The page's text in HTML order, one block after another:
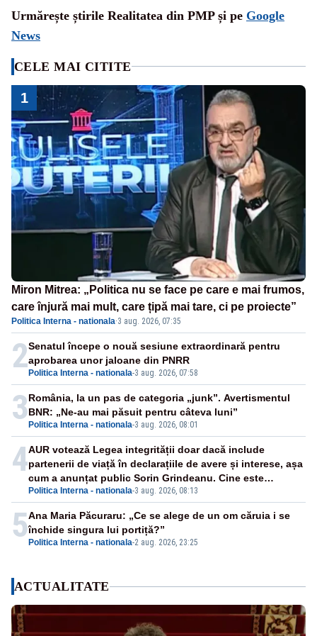
Urmărește știrile Realitatea din PMP și pe Google
News
CELE MAI CITITE
1
Miron Mitrea: „Politica nu se face pe care e mai frumos,
care înjură mai mult, care țipă mai tare, ci pe proiecte”
Politica Interna - nationala·3 aug. 2026, 07:35
2 Politica Interna - nationala-3 aug. 2026, 07:58
Senatul începe o nouă sesiune extraordinară pentru
aprobarea unor jaloane din PNRR
3 Politica Interna - nationala-3 aug. 2026, 08:01
România, la un pas de categoria „junk”. Avertismentul
BNR: „Ne-au mai păsuit pentru câteva luni”
4
Politica Interna - nationala-3 aug. 2026, 08:13
AUR votează Legea integrității doar dacă include
partenerii de viață în declarațiile de avere și interese, așa
cum a anunțat public Sorin Grindeanu. Cine este
incompatibil sau în conflict de interese trebuie să plece
din funcție: fără excepții!
5 Politica Interna - nationala-2 aug. 2026, 23:25
Ana Maria Păcuraru: „Ce se alege de un om căruia i se
închide singura lui portiță?”
ACTUALITATE